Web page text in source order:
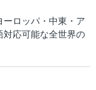
ロッパ・中東・ア
対応可能な全世界の